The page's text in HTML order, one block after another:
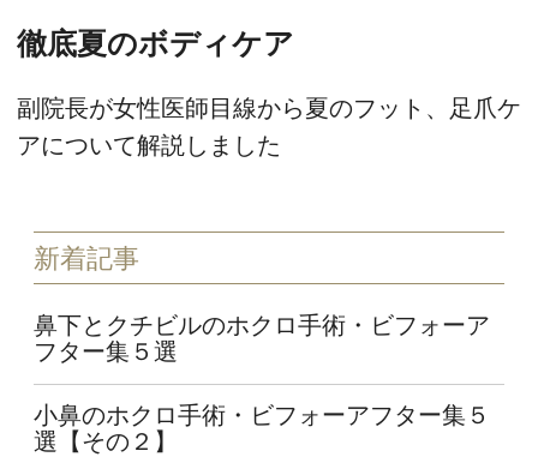
徹底夏のボディケア
副院長が女性医師目線から夏のフット、足爪ケ
アについて解説しました
新着記事
鼻下とクチビルのホクロ手術・ビフォーア
フター集５選
小鼻のホクロ手術・ビフォーアフター集５
選【その２】